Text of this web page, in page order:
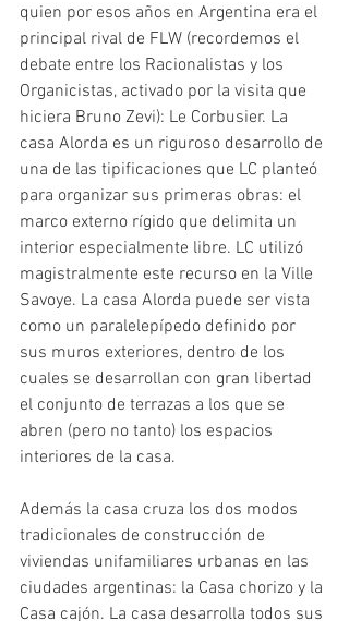
quien por esos años en Argentina era el
principal rival de FLW (recordemos el
debate entre los Racionalistas y los
Organicistas, activado por la visita que
hiciera Bruno Zevi): Le Corbusier. La
casa Alorda es un riguroso desarrollo de
una de las tipificaciones que LC planteó
para organizar sus primeras obras: el
marco externo rígido que delimita un
interior especialmente libre. LC utilizó
magistralmente este recurso en la Ville
Savoye. La casa Alorda puede ser vista
como un paralelepípedo definido por
sus muros exteriores, dentro de los
cuales se desarrollan con gran libertad
el conjunto de terrazas a los que se
abren (pero no tanto) los espacios
interiores de la casa.
Además la casa cruza los dos modos
tradicionales de construcción de
viviendas unifamiliares urbanas en las
ciudades argentinas: la Casa chorizo y la
Casa cajón. La casa desarrolla todos sus